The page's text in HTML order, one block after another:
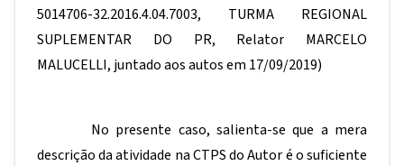
5014706-32.2016.4.04.7003, TURMA REGIONAL
SUPLEMENTAR DO PR, Relator MARCELO
MALUCELLI, juntado aos autos em 17/09/2019)
No presente caso, salienta-se que a mera
descrição da atividade na CTPS do Autor é o suficiente